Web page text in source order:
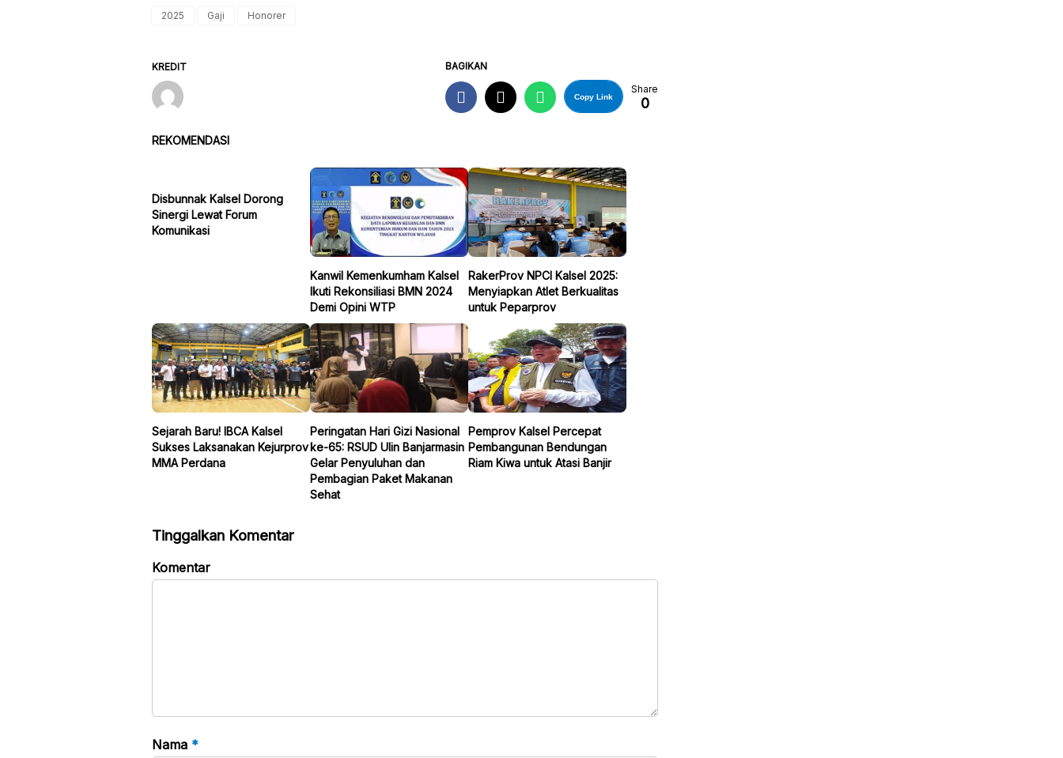
2025 Gaji Honorer
KREDIT BAGIKAN
Copy Link
Share
0
REKOMENDASI
Disbunnak Kalsel Dorong
Sinergi Lewat Forum
Komunikasi
Kanwil Kemenkumham Kalsel
Ikuti Rekonsiliasi BMN 2024
Demi Opini WTP
RakerProv NPCI Kalsel 2025:
Menyiapkan Atlet Berkualitas
untuk Peparprov
Sejarah Baru! IBCA Kalsel
Sukses Laksanakan Kejurprov
MMA Perdana
Peringatan Hari Gizi Nasional
ke-65: RSUD Ulin Banjarmasin
Gelar Penyuluhan dan
Pembagian Paket Makanan
Sehat
Pemprov Kalsel Percepat
Pembangunan Bendungan
Riam Kiwa untuk Atasi Banjir
Tinggalkan Komentar
Komentar
Nama *